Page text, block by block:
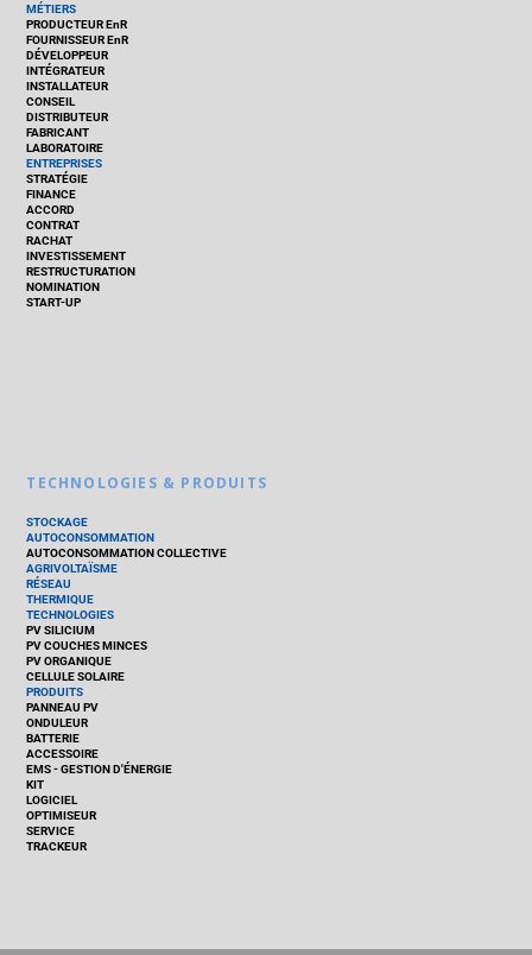
MÉTIERS
PRODUCTEUR EnR
FOURNISSEUR EnR
DÉVELOPPEUR
INTÉGRATEUR
INSTALLATEUR
CONSEIL
DISTRIBUTEUR
FABRICANT
LABORATOIRE
ENTREPRISES
STRATÉGIE
FINANCE
ACCORD
CONTRAT
RACHAT
INVESTISSEMENT
RESTRUCTURATION
NOMINATION
START-UP
TECHNOLOGIES & PRODUITS
STOCKAGE
AUTOCONSOMMATION
AUTOCONSOMMATION COLLECTIVE
AGRIVOLTAÏSME
RÉSEAU
THERMIQUE
TECHNOLOGIES
PV SILICIUM
PV COUCHES MINCES
PV ORGANIQUE
CELLULE SOLAIRE
PRODUITS
PANNEAU PV
ONDULEUR
BATTERIE
ACCESSOIRE
EMS - GESTION D'ÉNERGIE
KIT
LOGICIEL
OPTIMISEUR
SERVICE
TRACKEUR